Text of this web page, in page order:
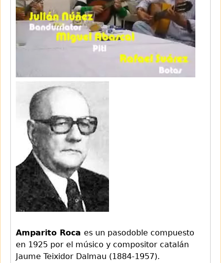
Amparito Roca es un pasodoble compuesto
en 1925 por el músico y compositor catalán
Jaume Teixidor Dalmau (1884-1957).